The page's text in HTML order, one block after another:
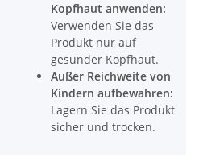
Kopfhaut anwenden:
Verwenden Sie das
Produkt nur auf
gesunder Kopfhaut.
Außer Reichweite von
Kindern aufbewahren:
Lagern Sie das Produkt
sicher und trocken.